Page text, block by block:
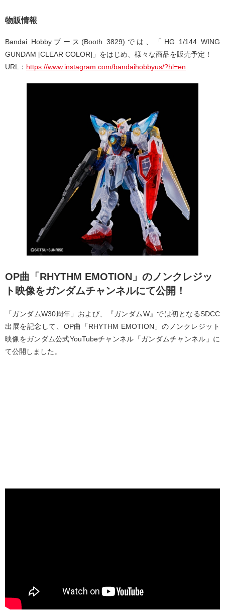
物販情報
Bandai Hobbyブース(Booth 3829)では、「HG 1/144 WING
GUNDAM [CLEAR COLOR]」をはじめ、様々な商品を販売予定！
URL： https://www.instagram.com/bandaihobbyus/?hl=en
OP曲「RHYTHM EMOTION」のノンクレジッ
ト映像をガンダムチャンネルにて公開！
「ガンダムW30周年」および、『ガンダムW』では初となるSDCC
出展を記念して、OP曲「RHYTHM EMOTION」のノンクレジット
映像をガンダム公式YouTubeチャンネル「ガンダムチャンネル」に
て公開しました。